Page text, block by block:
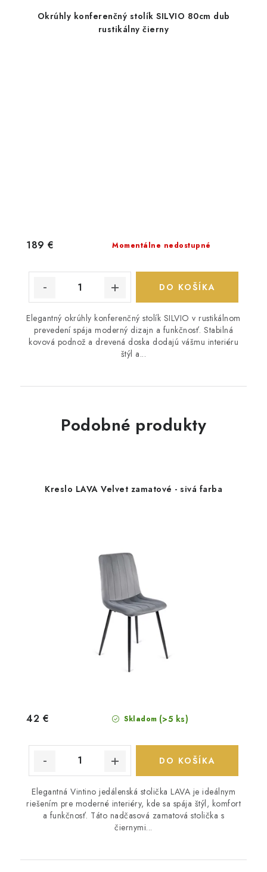
Okrúhly konferenčný stolík SILVIO 80cm dub
rustikálny čierny
Momentálne nedostupné
189 €
DO KOŠÍKA
Elegantný okrúhly konferenčný stolík SILVIO v rustikálnom
prevedení spája moderný dizajn a funkčnosť. Stabilná
kovová podnož a drevená doska dodajú vášmu interiéru
štýl a...
Podobné produkty
Kreslo LAVA Velvet zamatové - sivá farba
Skladom (>5 ks)
42 €
DO KOŠÍKA
Elegantná Vintino jedálenská stolička LAVA je ideálnym
riešením pre moderné interiéry, kde sa spája štýl, komfort
a funkčnosť. Táto nadčasová zamatová stolička s
čiernymi...